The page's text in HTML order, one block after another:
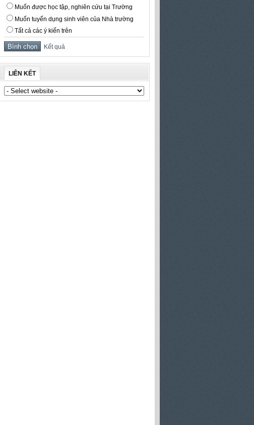
Muốn được học tập, nghiên cứu tại Trường
Muốn tuyển dụng sinh viên của Nhà trường
Tất cả các ý kiến trên
Kết quả
LIÊN KẾT